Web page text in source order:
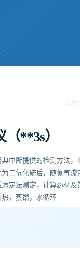
**3s）
中所提供的检测方法
二氧化硫后，随氮气
定法测定，计算药材
，蒸馏，水循环